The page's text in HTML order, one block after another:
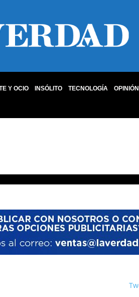
Y OCIO INSÓLITO TECNOLOGÍA OPINIÓN